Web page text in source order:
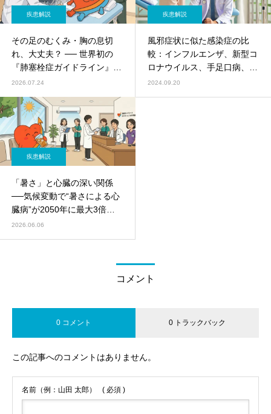
疾患解説
その足のむくみ・胸の息切
れ、大丈夫？ ── 世界初の
『肺塞栓症ガイドライン』
と“夏の血栓”に注意
2026.07.24
疾患解説
風邪症状に似た感染症の比
較：インフルエンザ、新型コ
ロナウイルス、手足口病、マ
イコプラズマ肺炎
2024.09.20
疾患解説
「暑さ」と心臓の深い関係
──気候変動で“暑さによる心
臓病”が2050年に最大3倍
に？（JAMA Cardiology
2026.06.06
コメント
0 コメント 0 トラックバック
この記事へのコメントはありません。
名前（例：山田 太郎） ( 必須 )